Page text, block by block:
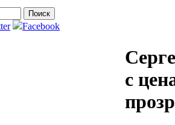
Facebook
с